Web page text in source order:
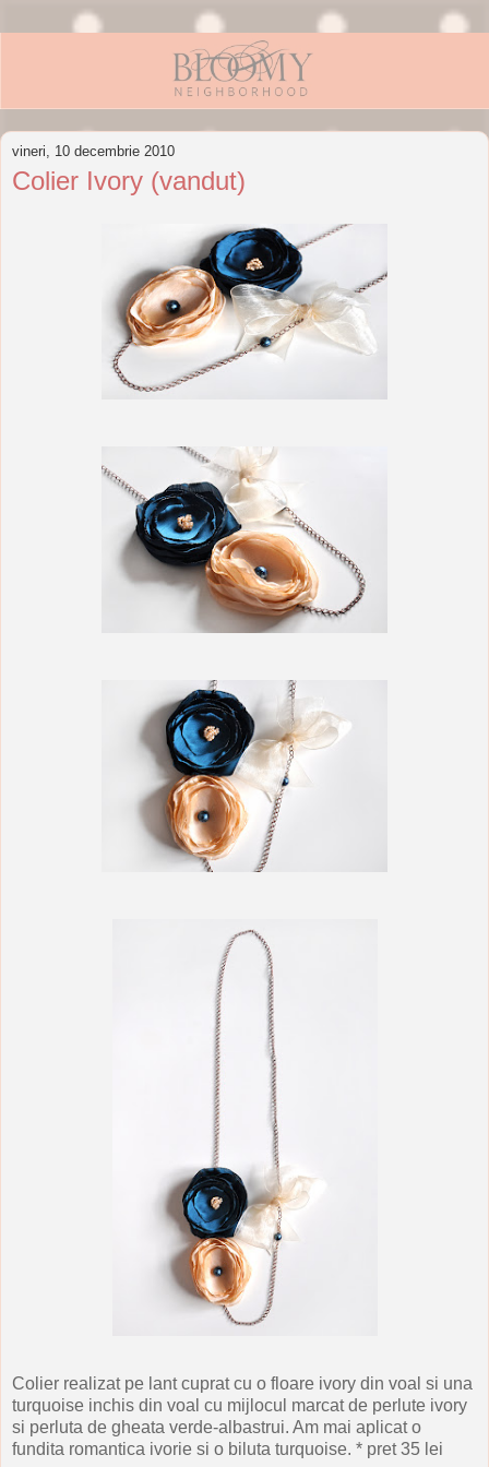
vineri, 10 decembrie 2010
Colier Ivory (vandut)
Colier realizat pe lant cuprat cu o floare ivory din voal si una
turquoise inchis din voal cu mijlocul marcat de perlute ivory
si perluta de gheata verde-albastrui. Am mai aplicat o
fundita romantica ivorie si o biluta turquoise. * pret 35 lei